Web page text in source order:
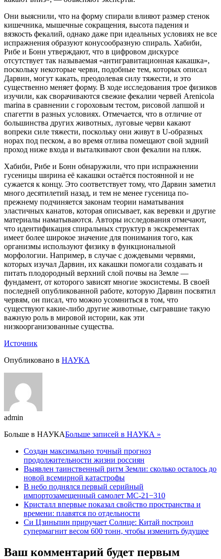
Они выяснили, что на форму спирали влияют размер стенок
кишечника, мышечные сокращения, высота падения и
вязкость фекалий, однако даже при идеальных условиях не все
испражнения образуют конусообразную спираль. Хабиби,
Рибе и Бонн утверждают, что в цифровом дискурсе
отсутствует так называемая «антигравитационная какашка»,
поскольку некоторые черви, подобные тем, которых описал
Дарвин, могут какать, преодолевая силу тяжести, и это
существенно меняет форму. В ходе исследования трое физиков
изучили, как сворачиваются свежие фекалии червей Arenicola
marina в сравнении с гороховым тестом, рисовой лапшой и
спагетти в разных условиях. Отмечается, что в отличие от
большинства других животных, луговые черви какают
вопреки силе тяжести, поскольку они живут в U-образных
норах под песком, а во время отлива помещают свой задний
проход ниже входа и выталкивают свои фекалии на пляж.
Хабиби, Рибе и Бонн обнаружили, что при испражнении
гусеницы ширина её какашки остаётся постоянной и не
сужается к концу. Это соответствует тому, что Дарвин заметил
много десятилетий назад, и тем не менее гусеница по-
прежнему подчиняется законам теории наматывания
эластичных канатов, которая описывает, как веревки и другие
материалы наматываются. Авторы исследования отмечают,
что идентификация спиральных структур в экскрементах
имеет более широкое значение для понимания того, как
организмы используют физику в функциональной
морфологии. Например, в случае с дождевыми червями,
которых изучал Дарвин, их какашки помогали создавать и
питать плодородный верхний слой почвы на Земле —
фундамент, от которого зависят многие экосистемы. В своей
последней опубликованной работе, которую Дарвин посвятил
червям, он писал, что можно усомниться в том, что
существуют какие-либо другие животные, сыгравшие такую
важную роль в мировой истории, как эти
низкоорганизованные существа.
Источник
Опубликовано в НАУКА
admin
Больше в НАУКАБольше записей в НАУКА »
Создан максимально точный прогноз
продолжительности жизни россиян
Выявлен таинственный ритм Земли: сколько осталось до
новой всемирной катастрофы
В небо поднялся первый серийный
импортозамещенный самолет МС-21−310
Кристалл впервые показал свойство пространства и
времени: плавятся по отдельности
Си Цзиньпин приручает Солнце: Китай построил
супермагнит весом 600 тонн, чтобы изменить будущее
Ваш комментарий будет первым